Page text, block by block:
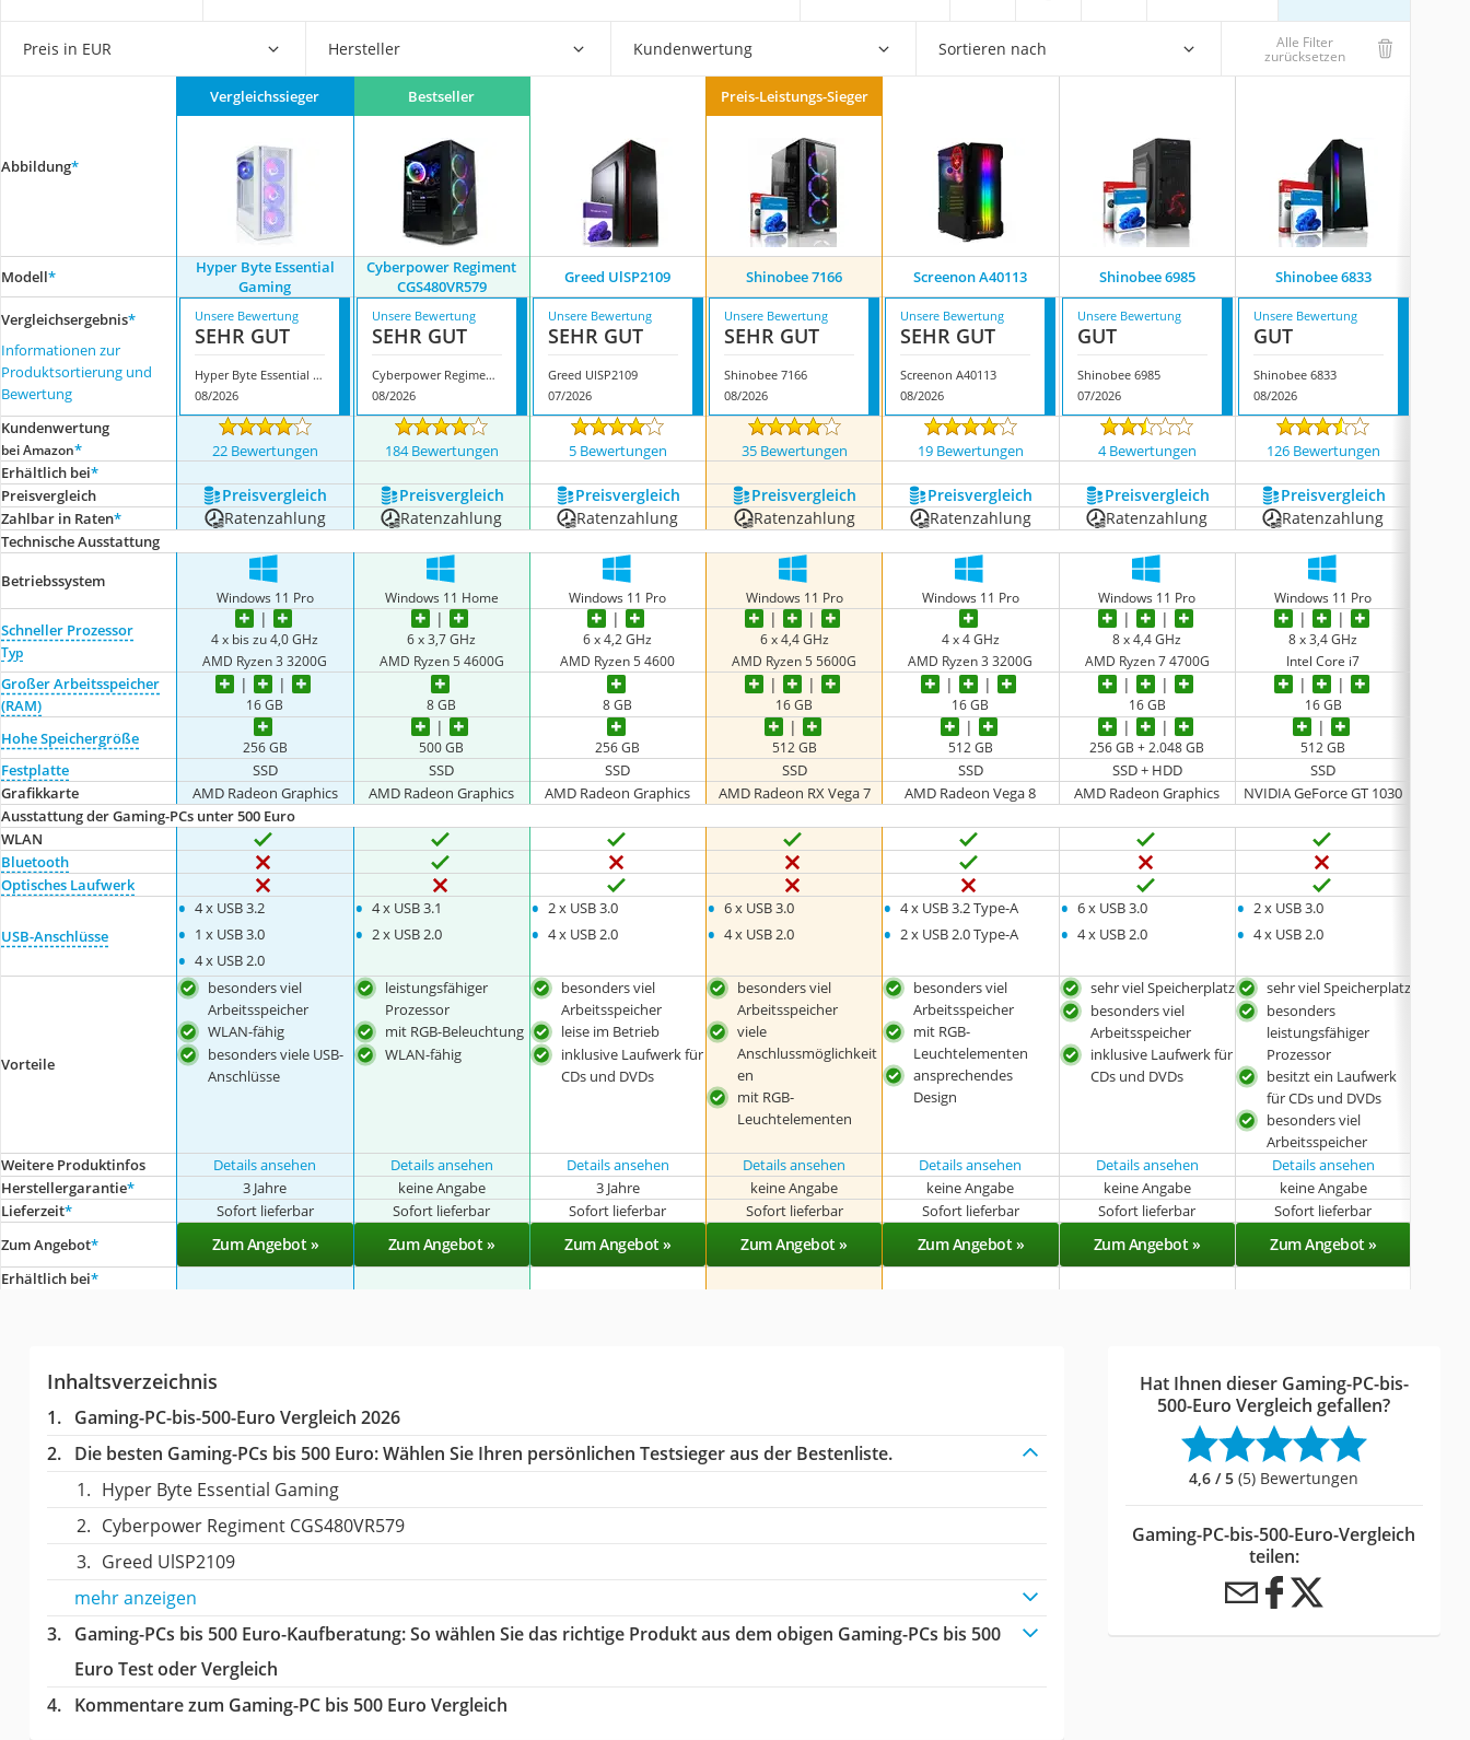
Acer Aspire
Service
Preis in EUR Hersteller Kundenwertung Sortieren nach Alle Filter
zurücksetzen
Abbildung*
Vergleichssieger Bestseller Preis-Leistungs-Sieger
Modell*
Hyper Byte Essential
Gaming
Cyberpower Regiment
CGS480VR579
Greed UlSP2109 Shinobee 7166 Screenon A40113 Shinobee 6985 Shinobee 6833
Vergleichsergebnis*
Informationen zur
Produktsortierung und
Bewertung
Unsere Bewertung
SEHR GUT
Hyper Byte Essential Gaming
08/2026
Unsere Bewertung
SEHR GUT
Cyberpower Regiment CGS480VR579
08/2026
Unsere Bewertung
SEHR GUT
Greed UlSP2109
07/2026
Unsere Bewertung
SEHR GUT
Shinobee 7166
08/2026
Unsere Bewertung
SEHR GUT
Screenon A40113
08/2026
Unsere Bewertung
GUT
Shinobee 6985
07/2026
Unsere Bewertung
GUT
Shinobee 6833
08/2026
Kundenwertung
bei Amazon* 22 Bewertungen 184 Bewertungen 5 Bewertungen 35 Bewertungen 19 Bewertungen 4 Bewertungen 126 Bewertungen
Erhältlich bei*
Preis­vergleich
Preis­vergleich Preis­vergleich Preis­vergleich Preis­vergleich Preis­vergleich Preis­vergleich Preis­vergleich
Zahlbar in Raten* Ratenzahlung Ratenzahlung Ratenzahlung Ratenzahlung Ratenzahlung Ratenzahlung Ratenzahlung
Technische Ausstattung
Betriebssystem
Windows 11 Pro Windows 11 Home Windows 11 Pro Windows 11 Pro Windows 11 Pro Windows 11 Pro Windows 11 Pro
Schneller Prozessor
Typ
‎4 x bis zu 4,0 GHz
AMD Ryzen 3 3200G
‎6 x 3,7 GHz
AMD Ryzen 5 4600G
‎6 x 4,2 GHz
AMD Ryzen 5 4600
6 x 4,4 GHz
AMD Ryzen 5 5600G
4 x 4 GHz
AMD Ryzen 3 3200G
‎8 x 4,4 GHz
AMD Ryzen 7 4700G
8 x 3,4 GHz
‎Intel Core i7
Großer Arbeitsspeicher
(RAM)
16 GB 8 GB 8 GB 16 GB 16 GB 16 GB 16 GB
Hohe Speichergröße 256 GB 500 GB 256 GB 512 GB 512 GB 256 GB + 2.048 GB 512 GB
Festplatte SSD SSD SSD SSD SSD SSD + HDD
SSD
Grafikkarte
AMD Radeon Graphics AMD Radeon Graphics AMD Radeon Graphics AMD Radeon RX Vega 7 AMD Radeon Vega 8 AMD Radeon Graphics NVIDIA GeForce GT 1030
Ausstattung der Gaming-PCs unter 500 Euro
WLAN
Bluetooth
Optisches Laufwerk
USB-Anschlüsse
• 4 x USB 3.2
• 1 x USB 3.0
• 4 x USB 2.0
• 4 x USB 3.1
• 2 x USB 2.0
• 2 x USB 3.0
• 4 x USB 2.0
• 6 x USB 3.0
• 4 x USB 2.0
• 4 x USB 3.2 Type-A
• 2 x USB 2.0 Type-A
• 6 x USB 3.0
• 4 x USB 2.0
• 2 x USB 3.0
• 4 x USB 2.0
Vorteile
besonders viel
Arbeitsspeicher
WLAN-fähig
besonders viele USB-
Anschlüsse
leistungsfähiger
Prozessor
mit RGB-Beleuchtung
WLAN-fähig
besonders viel
Arbeitsspeicher
leise im Betrieb
inklusive Laufwerk für
CDs und DVDs
besonders viel
Arbeitsspeicher
viele
Anschlussmöglichkeit
en
mit RGB-
Leuchtelementen
besonders viel
Arbeitsspeicher
mit RGB-
Leuchtelementen
ansprechendes
Design
sehr viel Speicherplatz
besonders viel
Arbeitsspeicher
inklusive Laufwerk für
CDs und DVDs
sehr viel Speicherplatz
besonders
leistungsfähiger
Prozessor
besitzt ein Laufwerk
für CDs und DVDs
besonders viel
Arbeitsspeicher
Weitere Produktinfos Details ansehen Details ansehen Details ansehen Details ansehen Details ansehen Details ansehen
Details ansehen
Herstellergarantie* 3 Jahre keine Angabe 3 Jahre keine Angabe keine Angabe keine Angabe keine Angabe
Lieferzeit* Sofort lieferbar Sofort lieferbar Sofort lieferbar Sofort lieferbar Sofort lieferbar Sofort lieferbar Sofort lieferbar
Zum Angebot* Zum Angebot » Zum Angebot » Zum Angebot » Zum Angebot » Zum Angebot » Zum Angebot » Zum Angebot »
Erhältlich bei*
Inhaltsverzeichnis
Gaming-PC-bis-500-Euro Vergleich 2026
Die besten Gaming-PCs bis 500 Euro:Wählen Sie Ihren persönlichen Testsieger aus der Bestenliste.
Hyper Byte Essential Gaming
Cyberpower Regiment CGS480VR579
Greed UlSP2109
mehr anzeigen
Gaming-PCs bis 500 Euro-Kaufberatung: So wählen Sie das richtige Produkt aus dem obigen Gaming-PCs bis 500
Euro Test oder Vergleich
Kommentare zum Gaming-PC bis 500 Euro Vergleich
Hat Ihnen dieser Gaming-PC-bis-
500-Euro Vergleich gefallen?
4,6 / 5 (5) Bewertungen
Gaming-PC-bis-500-Euro-Vergleich
teilen: